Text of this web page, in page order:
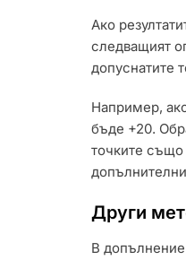
Ако
следващият
допуснатите
Например,
бъде +20.
точките също
Други
В допълнение